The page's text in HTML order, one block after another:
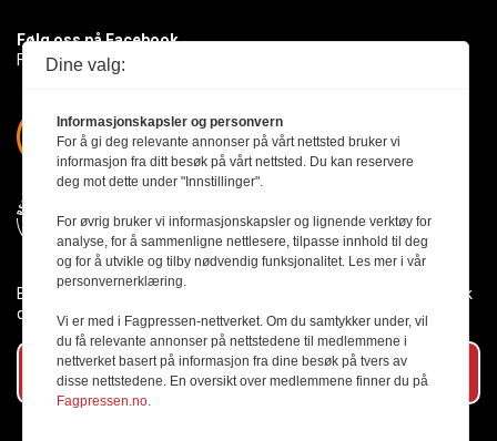
Følg oss på Facebook
Få med deg det siste innen byggebransjen
Byggmesteren følger Vær Varsom-plakaten og presseetikken slik
den er nedfelt i Redaktørplakaten.
Abonner på vårt nyhetsbrev
Dine valg:
Informasjonskapsler og personvern
For å gi deg relevante annonser på vårt nettsted bruker vi
informasjon fra ditt besøk på vårt nettsted. Du kan reservere
deg mot dette under "Innstillinger".
For øvrig bruker vi informasjonskapsler og lignende verktøy for
analyse, for å sammenligne nettlesere, tilpasse innhold til deg
og for å utvikle og tilby nødvendig funksjonalitet. Les mer i vår
personvernerklæring.
Vi er med i Fagpressen-nettverket. Om du samtykker under, vil
du få relevante annonser på nettstedene til medlemmene i
nettverket basert på informasjon fra dine besøk på tvers av
disse nettstedene. En oversikt over medlemmene finner du på
Fagpressen.no.